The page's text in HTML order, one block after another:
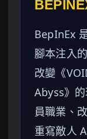
BepInEx
腳本注入
改變《
Abyss》
員職業、
重寫敵人